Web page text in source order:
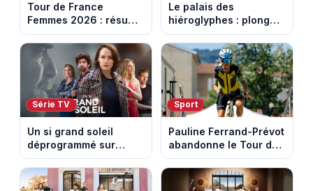
Tour de France
Femmes 2026 : résumé
vidéo de la 9e étape
entre Sisteron et Nice
Le palais des
hiéroglyphes : plongez
dans la tombe
égyptienne qui fascine
les archéologues
Série TV
Un si grand soleil
déprogrammé sur
France 3 : cinq
épisodes inédits
diffusés le 13 août
Sport
Pauline Ferrand-Prévot
abandonne le Tour de
France Femmes avant
la 8e étape